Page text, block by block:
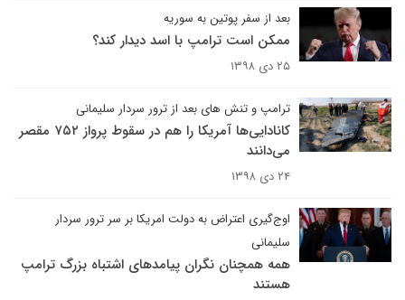
بعد از سفر پوتین به سوریه
ممکن است ترامپ با اسد دیدار کند؟
۲۵ دی ۱۳۹۸
ترامپ و تنش های بعد از ترور سردار سلیمانی
کانادایی‌ها آمریکا را هم در سقوط پرواز ۷۵۲ مقصر
می‌دانند
۲۴ دی ۱۳۹۸
اوج‌گیری اعتراض به دولت امریکا بر سر ترور سردار
سلیمانی
همه همچنان نگران پیامدهای اشتباه بزرگ ترامپ
هستند